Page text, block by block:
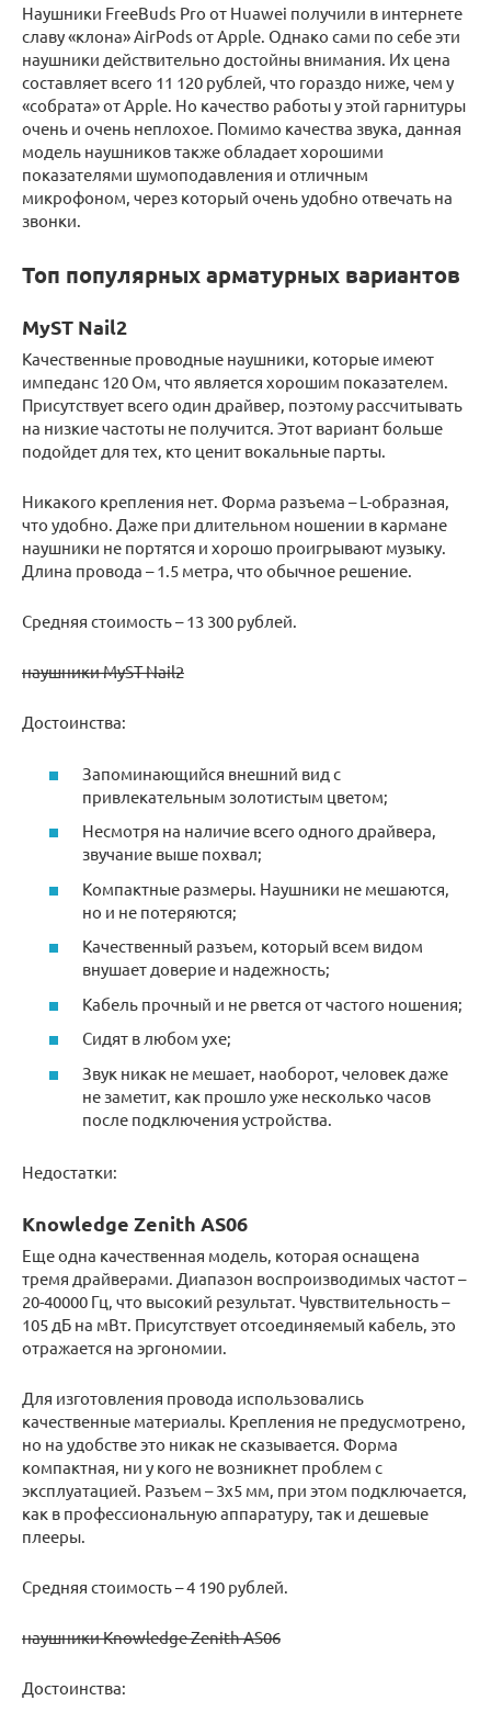
Наушники FreeBuds Pro от Huawei получили в интернете
славу «клона» AirPods от Apple. Однако сами по себе эти
наушники действительно достойны внимания. Их цена
составляет всего 11 120 рублей, что гораздо ниже, чем у
«собрата» от Apple. Но качество работы у этой гарнитуры
очень и очень неплохое. Помимо качества звука, данная
модель наушников также обладает хорошими
показателями шумоподавления и отличным
микрофоном, через который очень удобно отвечать на
звонки.
Топ популярных арматурных вариантов
MyST Nail2
Качественные проводные наушники, которые имеют
импеданс 120 Ом, что является хорошим показателем.
Присутствует всего один драйвер, поэтому рассчитывать
на низкие частоты не получится. Этот вариант больше
подойдет для тех, кто ценит вокальные парты.
Никакого крепления нет. Форма разъема – L-образная,
что удобно. Даже при длительном ношении в кармане
наушники не портятся и хорошо проигрывают музыку.
Длина провода – 1.5 метра, что обычное решение.
Средняя стоимость – 13 300 рублей.
наушники MyST Nail2
Достоинства:
Запоминающийся внешний вид с
привлекательным золотистым цветом;
Несмотря на наличие всего одного драйвера,
звучание выше похвал;
Компактные размеры. Наушники не мешаются,
но и не потеряются;
Качественный разъем, который всем видом
внушает доверие и надежность;
Кабель прочный и не рвется от частого ношения;
Сидят в любом ухе;
Звук никак не мешает, наоборот, человек даже
не заметит, как прошло уже несколько часов
после подключения устройства.
Недостатки:
Knowledge Zenith AS06
Еще одна качественная модель, которая оснащена
тремя драйверами. Диапазон воспроизводимых частот –
20-40000 Гц, что высокий результат. Чувствительность –
105 дБ на мВт. Присутствует отсоединяемый кабель, это
отражается на эргономии.
Для изготовления провода использовались
качественные материалы. Крепления не предусмотрено,
но на удобстве это никак не сказывается. Форма
компактная, ни у кого не возникнет проблем с
эксплуатацией. Разъем – 3х5 мм, при этом подключается,
как в профессиональную аппаратуру, так и дешевые
плееры.
Средняя стоимость – 4 190 рублей.
наушники Knowledge Zenith AS06
Достоинства: